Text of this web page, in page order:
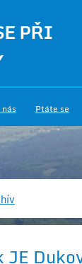
PŘI
Ptáte se
JE